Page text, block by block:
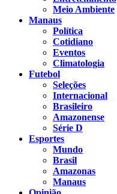
Meio Ambiente
Manaus
Política
Cotidiano
Eventos
Climatologia
Futebol
Seleções
Internacional
Brasileiro
Amazonense
Série D
Esportes
Mundo
Brasil
Amazonas
Manaus